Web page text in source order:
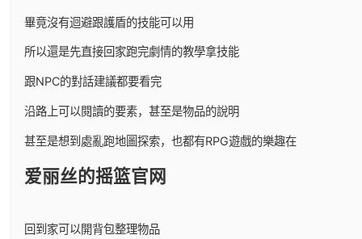
畢竟沒有迴避跟護盾的技能可以用
所以還是先直接回家跑完劇情的教學拿技能
跟NPC的對話建議都要看完
沿路上可以閱讀的要素，甚至是物品的說明
甚至是想到處亂跑地圖探索，也都有RPG遊戲的樂趣在
爱丽丝的摇篮官网
回到家可以開背包整理物品